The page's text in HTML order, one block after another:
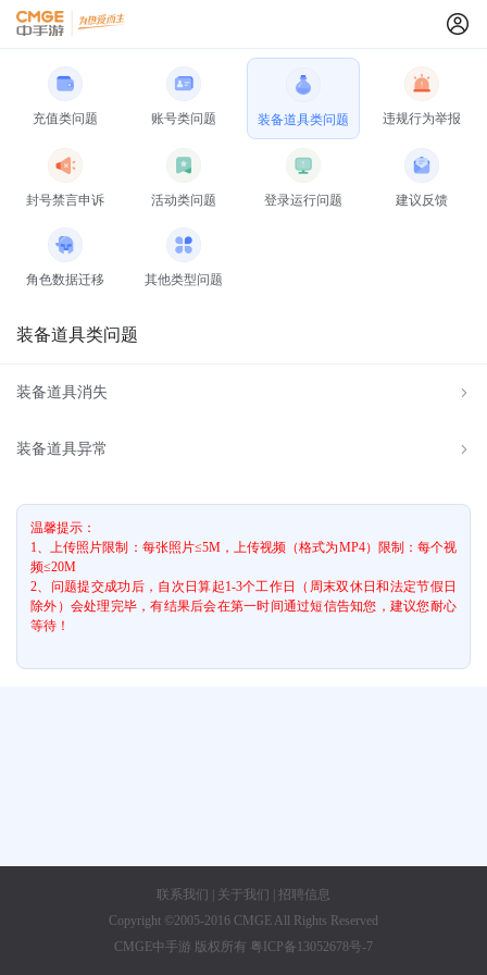
充值类问题 账号类问题 装备道具类问题 违规行为举报
封号禁言申诉 活动类问题 登录运行问题 建议反馈
角色数据迁移 其他类型问题
装备道具类问题
装备道具消失
装备道具异常
温馨提示：
1、上传照片限制：每张照片≤5M，上传视频（格式为MP4）限制：每个视
频≤20M
2、问题提交成功后，自次日算起1-3个工作日（周末双休日和法定节假日
除外）会处理完毕，有结果后会在第一时间通过短信告知您，建议您耐心
等待！
联系我们 | 关于我们 | 招聘信息
Copyright ©2005-2016 CMGE All Rights Reserved
CMGE中手游 版权所有 粤ICP备13052678号-7